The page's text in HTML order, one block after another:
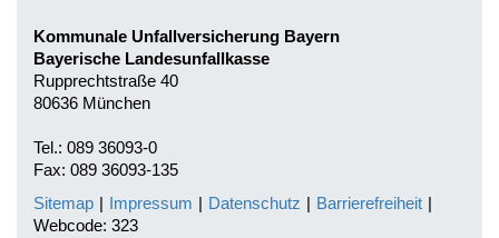
Kommunale Unfallversicherung Bayern
Bayerische Landesunfallkasse
Rupprechtstraße 40
80636 München
Tel.: 089 36093-0
Fax: 089 36093-135
Sitemap | Impressum | Datenschutz | Barrierefreiheit |
Webcode: 323